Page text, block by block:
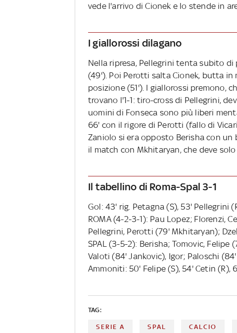
vede l'arrivo di Cionek e lo stende in
I giallorossi dilagano
Nella ripresa, Pellegrini tenta subito di
(49'). Poi Perotti salta Cionek, butta
posizione (51'). I giallorossi premono,
trovano l'1-1: tiro-cross di Pellegrini,
uomini di Fonseca sono più liberi
66' con il rigore di Perotti (fallo di
Zaniolo si era opposto Berisha con un
il match con Mkhitaryan, che deve
Il tabellino di Roma-Spal 3-1
Gol: 43' rig. Petagna (S), 53' Pellegrini
ROMA (4-2-3-1): Pau Lopez; Florenzi,
Pellegrini, Perotti (79' Mkhitaryan);
SPAL (3-5-2): Berisha; Tomovic, Felipe
Valoti (84' Jankovic), Igor; Paloschi
Ammoniti: 50' Felipe (S), 54' Cetin (R),
TAG:
SERIE A SPAL CALCIO